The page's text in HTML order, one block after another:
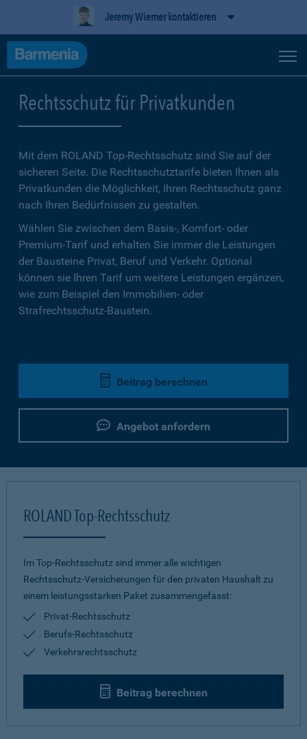
Jeremy Wiemer kontaktieren
Rechtsschutz für Privatkunden
Mit dem ROLAND Top-Rechtsschutz sind Sie auf der
sicheren Seite. Die Rechtsschutztarife bieten Ihnen als
Privatkunden die Möglichkeit, Ihren Rechtsschutz ganz
nach Ihren Bedürfnissen zu gestalten.
Wählen Sie zwischen dem Basis-, Komfort- oder
Premium-Tarif und erhalten Sie immer die Leistungen
der Bausteine Privat, Beruf und Verkehr. Optional
können sie Ihren Tarif um weitere Leistungen ergänzen,
wie zum Beispiel den Immobilien- oder
Strafrechtsschutz-Baustein.
Beitrag berechnen
Angebot anfordern
ROLAND Top-Rechtsschutz
Im Top-Rechtsschutz sind immer alle wichtigen
Rechtsschutz-Versicherungen für den privaten Haushalt zu
einem leistungsstarken Paket zusammengefasst:
Privat-Rechtsschutz
Berufs-Rechtsschutz
Verkehrsrechtsschutz
Beitrag berechnen